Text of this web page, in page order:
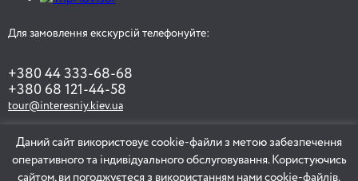
Для замовлення екскурсій телефонуйте:
+380 44 333-68-68
+380 68 121-44-58
tour@interesniy.kiev.ua
ЗАМОВИТИ ЕКСКУРСІЮ
Даний сайт використовує cookie-файли з метою забезпечення
оперативного та індивідуального обслуговування. Користуючись
сайтом, ви погоджуєтеся з використанням нами cookie-файлів.